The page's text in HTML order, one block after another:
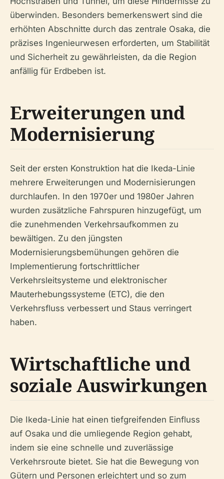
überwinden. Besonders bemerkenswert sind die
erhöhten Abschnitte durch das zentrale Osaka, die
präzises Ingenieurwesen erforderten, um Stabilität
und Sicherheit zu gewährleisten, da die Region
anfällig für Erdbeben ist.
Erweiterungen und
Modernisierung
Seit der ersten Konstruktion hat die Ikeda-Linie
mehrere Erweiterungen und Modernisierungen
durchlaufen. In den 1970er und 1980er Jahren
wurden zusätzliche Fahrspuren hinzugefügt, um
die zunehmenden Verkehrsaufkommen zu
bewältigen. Zu den jüngsten
Modernisierungsbemühungen gehören die
Implementierung fortschrittlicher
Verkehrsleitsysteme und elektronischer
Mauterhebungssysteme (ETC), die den
Verkehrsfluss verbessert und Staus verringert
haben.
Wirtschaftliche und
soziale Auswirkungen
Die Ikeda-Linie hat einen tiefgreifenden Einfluss
auf Osaka und die umliegende Region gehabt,
indem sie eine schnelle und zuverlässige
Verkehrsroute bietet. Sie hat die Bewegung von
Gütern und Personen erleichtert und so zum